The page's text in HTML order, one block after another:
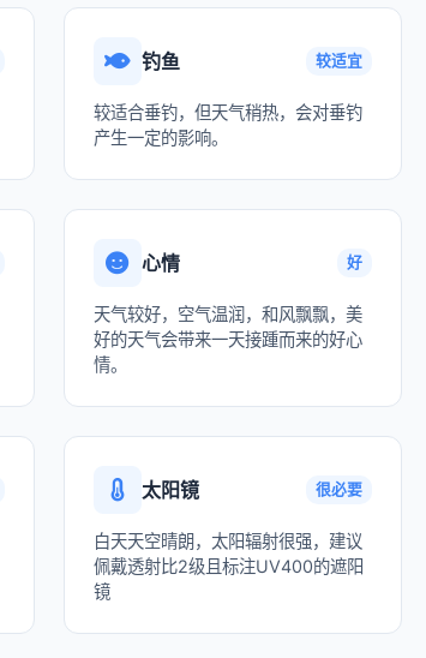
钓鱼 较适宜
较适合垂钓，但天气稍热，会对垂钓
产生一定的影响。
心情 好
天气较好，空气温润，和风飘飘，美
好的天气会带来一天接踵而来的好心
情。
太阳镜 很必要
白天天空晴朗，太阳辐射很强，建议
佩戴透射比2级且标注UV400的遮阳
镜